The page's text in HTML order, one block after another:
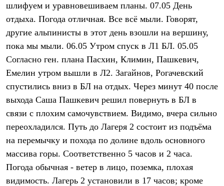
Софтшелл одежда
Куртки
Брюки
Флисовая одежда
Куртки
Брюки
Термобелье
Теплое термобелье
Среднее термобелье
Легкое термобелье
Лёгкая одежда
Футболки
Рубашки
Толстовки
Брюки
Шорты
Женская одежда
Утепленная пухом
шлифуем и уравновешиваем планы. 07.05 День
отдыха. Погода отличная. Все всё мыли. Говорят,
другие альпинисты в этот день взошли на вершину,
пока мы мыли. 06.05 Утром спуск в Л1 БЛ. 05.05
Согласно ген. плана Пасхин, Климин, Пашкевич,
Емелин утром вышли в Л2. Загайнов, Рогачевский
спустились вниз в БЛ на отдых. Через минут 40 после
выхода Саша Пашкевич решил повернуть в БЛ в
связи с плохим самочувствием. Видимо, вчера сильно
переохладился. Путь до Лагеря 2 состоит из подъёма
на перемычку и похода по долине вдоль основного
массива горы. Соответственно 5 часов и 2 часа.
Погода обычная - ветер в лицо, поземка, плохая
видимость. Лагерь 2 установили в 17 часов; кроме